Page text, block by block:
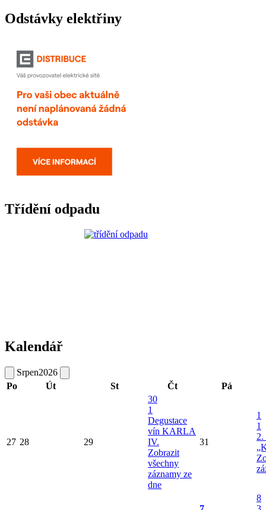
Odstávky elektřiny
Třídění odpadu
Kalendář
Srpen2026
Po
Út St Čt Pá
27 28 29
30
1
Degustace
vín KARLA
IV.
Zobrazit
všechny
záznamy ze
dne
31
1
1
2.
8